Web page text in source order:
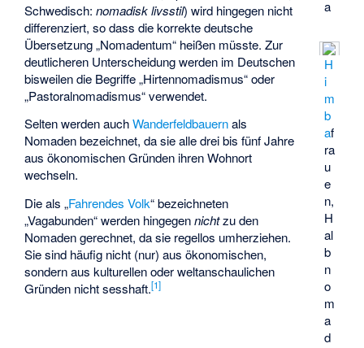
a
H
i
m
b
af
ra
u
e
n,
H
al
b
n
o
m
a
d
Schwedisch:nomadisk livsstil) wird hingegen nicht
differenziert, so dass die korrekte deutsche
Übersetzung „Nomadentum“ heißen müsste. Zur
deutlicheren Unterscheidung werden im Deutschen
bisweilen die Begriffe „Hirtennomadismus“ oder
„Pastoralnomadismus“ verwendet.
Selten werden auchWanderfeldbauernals
Nomaden bezeichnet, da sie alle drei bis fünf Jahre
aus ökonomischen Gründen ihren Wohnort
wechseln.
Die als „Fahrendes Volk“ bezeichneten
„Vagabunden“ werden hingegennichtzu den
Nomaden gerechnet, da sie regellos umherziehen.
Sie sind häufig nicht (nur) aus ökonomischen,
sondern aus kulturellen oder weltanschaulichen
Gründen nicht sesshaft.[1]